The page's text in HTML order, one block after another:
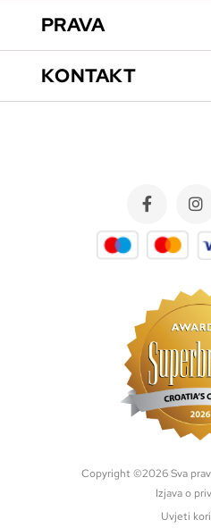
PRAVA
KONTAKT
Copyright ©2026 Sva
Izjava o
Uvjeti